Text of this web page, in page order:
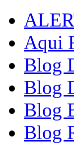
Aqui
Blog
Blog
Blog
Blog